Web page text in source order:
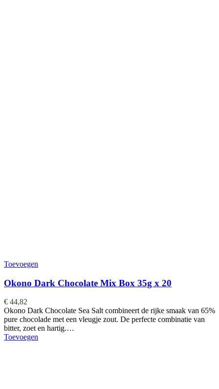
Toevoegen
Okono Dark Chocolate Mix Box 35g x 20
€ 44,82
Okono Dark Chocolate Sea Salt combineert de rijke smaak van 65%
pure chocolade met een vleugje zout. De perfecte combinatie van
bitter, zoet en hartig.…
Toevoegen